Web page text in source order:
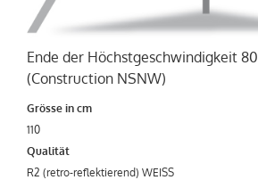
Ende der Höchstgeschwindigkeit 80
(Construction NSNW)
Grösse in cm
110
Qualität
R2 (retro-reflektierend) WEISS